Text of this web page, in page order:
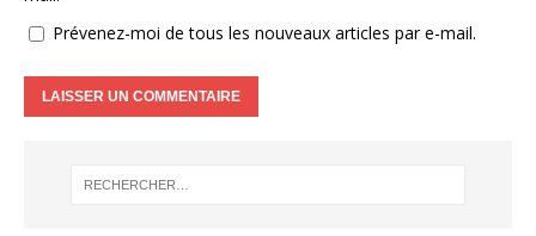
Prévenez-moi de tous les nouveaux articles par e-mail.